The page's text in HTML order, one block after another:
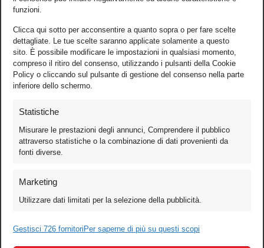
funzioni.
Clicca qui sotto per acconsentire a quanto sopra o per fare scelte
dettagliate. Le tue scelte saranno applicate solamente a questo
sito. È possibile modificare le impostazioni in qualsiasi momento,
compreso il ritiro del consenso, utilizzando i pulsanti della Cookie
Policy o cliccando sul pulsante di gestione del consenso nella parte
inferiore dello schermo.
Statistiche
Misurare le prestazioni degli annunci, Comprendere il pubblico
attraverso statistiche o la combinazione di dati provenienti da
fonti diverse.
Marketing
Utilizzare dati limitati per la selezione della pubblicità.
Gestisci 726 fornitori Per saperne di più su questi scopi
Games